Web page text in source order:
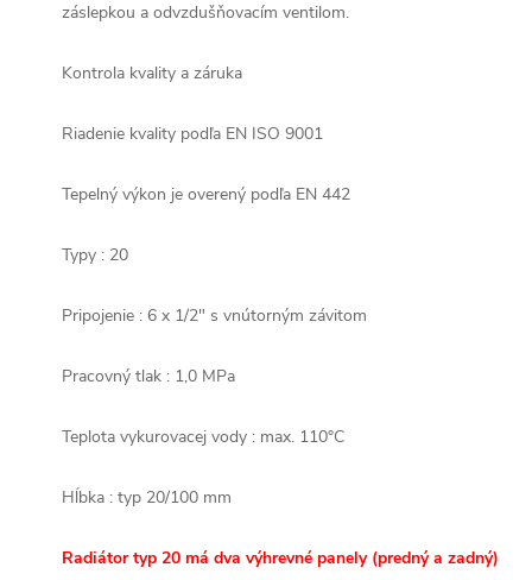
záslepkou a odvzdušňovacím ventilom.
Kontrola kvality a záruka
Riadenie kvality podľa EN ISO 9001
Tepelný výkon je overený podľa EN 442
Typy : 20
Pripojenie : 6 x 1/2" s vnútorným závitom
Pracovný tlak : 1,0 MPa
Teplota vykurovacej vody : max. 110°C
Hĺbka : typ 20/100 mm
Radiátor typ 20 má dva výhrevné panely (predný a zadný)